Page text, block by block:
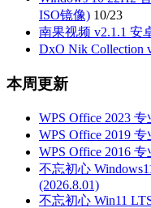
ISO镜像) 10/23
南果视频 v2.1.1 安
DxO Nik Collection
本周更新
WPS Office 2023
WPS Office 2019
WPS Office 2016
不忘初心
(2026.8.01)
不忘初心 Win11